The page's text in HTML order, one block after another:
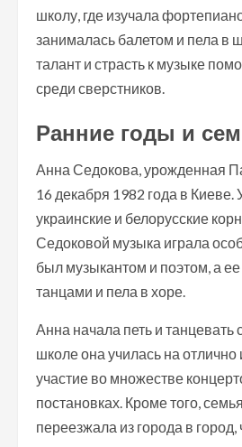
школу, где изучала
занималась балетом и пела в
талант и страсть к музыке
среди сверстников.
Ранние годы и
Анна Седокова, урожденная
16 декабря 1982 года в Киеве.
украинские и белорусские
Седоковой музыка играла
был музыкантом и поэтом, а
танцами и пела в хоре.
Анна начала петь и танцевать
школе она училась на
участие во множестве
постановках. Кроме того,
переезжала из города в